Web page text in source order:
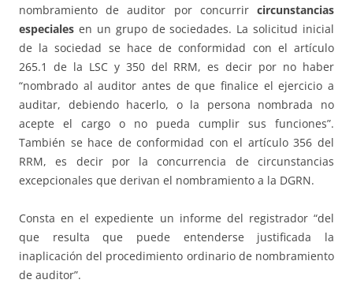
nombramiento de auditor por concurrir circunstancias
especiales en un grupo de sociedades. La solicitud inicial
de la sociedad se hace de conformidad con el artículo
265.1 de la LSC y 350 del RRM, es decir por no haber
“nombrado al auditor antes de que finalice el ejercicio a
auditar, debiendo hacerlo, o la persona nombrada no
acepte el cargo o no pueda cumplir sus funciones”.
También se hace de conformidad con el artículo 356 del
RRM, es decir por la concurrencia de circunstancias
excepcionales que derivan el nombramiento a la DGRN.
Consta en el expediente un informe del registrador “del
que resulta que puede entenderse justificada la
inaplicación del procedimiento ordinario de nombramiento
de auditor”.